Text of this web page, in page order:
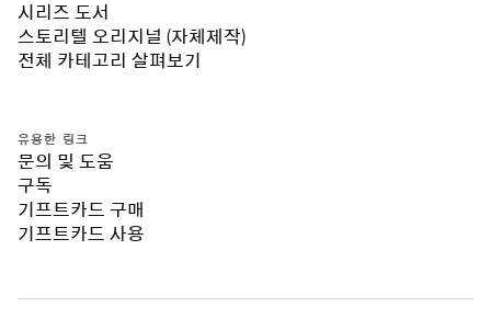
시리즈 도서
스토리텔 오리지널 (자체제작)
전체 카테고리 살펴보기
유용한 링크
문의 및 도움
구독
기프트카드 구매
기프트카드 사용